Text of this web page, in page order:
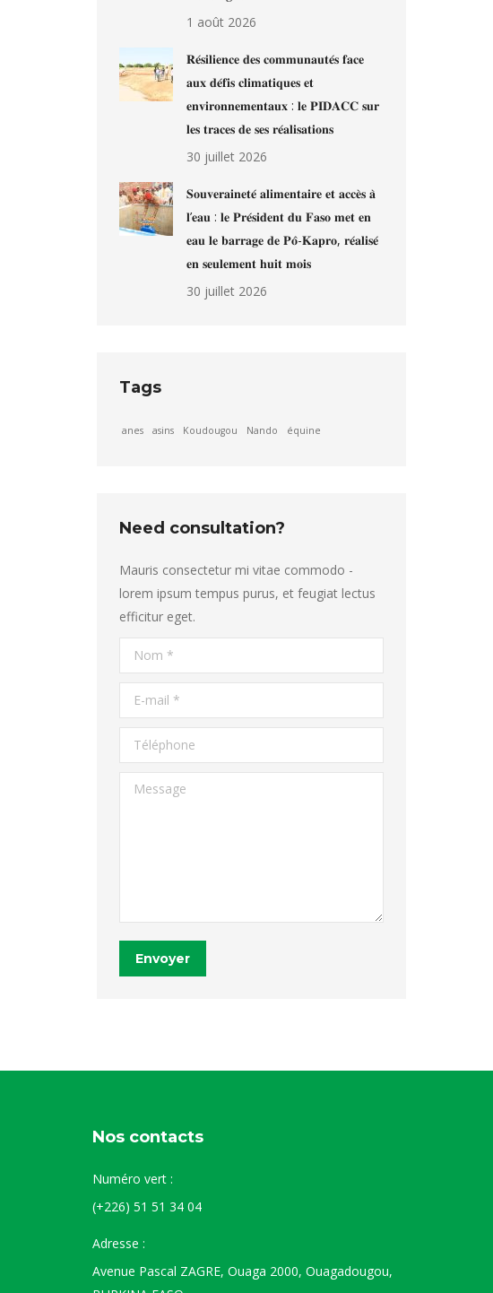
1 août 2026
𝐑𝐞́𝐬𝐢𝐥𝐢𝐞𝐧𝐜𝐞 𝐝𝐞𝐬 𝐜𝐨𝐦𝐦𝐮𝐧𝐚𝐮𝐭𝐞́𝐬 𝐟𝐚𝐜𝐞
𝐚𝐮𝐱 𝐝𝐞́𝐟𝐢𝐬 𝐜𝐥𝐢𝐦𝐚𝐭𝐢𝐪𝐮𝐞𝐬 𝐞𝐭
𝐞𝐧𝐯𝐢𝐫𝐨𝐧𝐧𝐞𝐦𝐞𝐧𝐭𝐚𝐮𝐱 : 𝐥𝐞 𝐏𝐈𝐃𝐀𝐂𝐂 𝐬𝐮𝐫
𝐥𝐞𝐬 𝐭𝐫𝐚𝐜𝐞𝐬 𝐝𝐞 𝐬𝐞𝐬 𝐫𝐞́𝐚𝐥𝐢𝐬𝐚𝐭𝐢𝐨𝐧𝐬
30 juillet 2026
𝐒𝐨𝐮𝐯𝐞𝐫𝐚𝐢𝐧𝐞𝐭𝐞́ 𝐚𝐥𝐢𝐦𝐞𝐧𝐭𝐚𝐢𝐫𝐞 𝐞𝐭 𝐚𝐜𝐜𝐞̀𝐬 𝐚̀
𝐥’𝐞𝐚𝐮 : 𝐥𝐞 𝐏𝐫𝐞́𝐬𝐢𝐝𝐞𝐧𝐭 𝐝𝐮 𝐅𝐚𝐬𝐨 𝐦𝐞𝐭 𝐞𝐧
𝐞𝐚𝐮 𝐥𝐞 𝐛𝐚𝐫𝐫𝐚𝐠𝐞 𝐝𝐞 𝐏𝐨̂-𝐊𝐚𝐩𝐫𝐨, 𝐫𝐞́𝐚𝐥𝐢𝐬𝐞́
𝐞𝐧 𝐬𝐞𝐮𝐥𝐞𝐦𝐞𝐧𝐭 𝐡𝐮𝐢𝐭 𝐦𝐨𝐢𝐬
30 juillet 2026
Tags
anes asins Koudougou Nando équine
Need consultation?
Mauris consectetur mi vitae commodo -
lorem ipsum tempus purus, et feugiat lectus
efficitur eget.
Nom *
E-mail *
Téléphone
Message
Envoyer
Nos contacts
Numéro vert :
(+226) 51 51 34 04
Adresse :
Avenue Pascal ZAGRE, Ouaga 2000, Ouagadougou,